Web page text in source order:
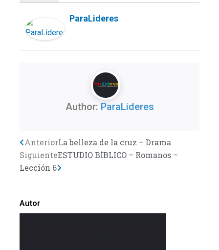
ParaLideres
Author: ParaLideres
Previo
AnteriorLa belleza de la cruz – Drama
SiguienteESTUDIO BÍBLICO – Romanos –
Lección 6
Next
Autor